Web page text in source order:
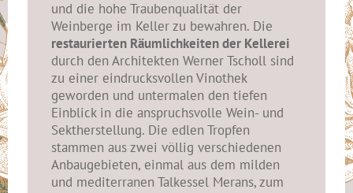
und die hohe Traubenqualität der
Weinberge im Keller zu bewahren. Die
restaurierten Räumlichkeiten der Kellerei
durch den Architekten Werner Tscholl sind
zu einer eindrucksvollen Vinothek
geworden und untermalen den tiefen
Einblick in die anspruchsvolle Wein- und
Sektherstellung. Die edlen Tropfen
stammen aus zwei völlig verschiedenen
Anbaugebieten, einmal aus dem milden
und mediterranen Talkessel Merans, zum